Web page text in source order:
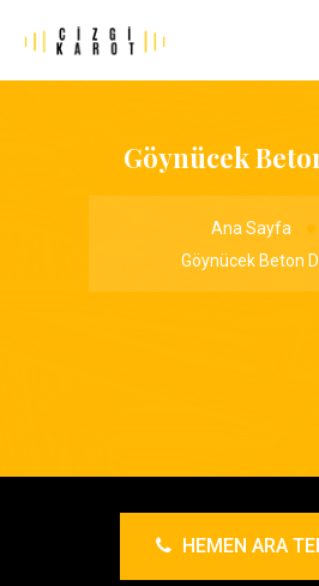
Göynücek
Ana Sayfa
Göynücek Beton
HEMEN ARA